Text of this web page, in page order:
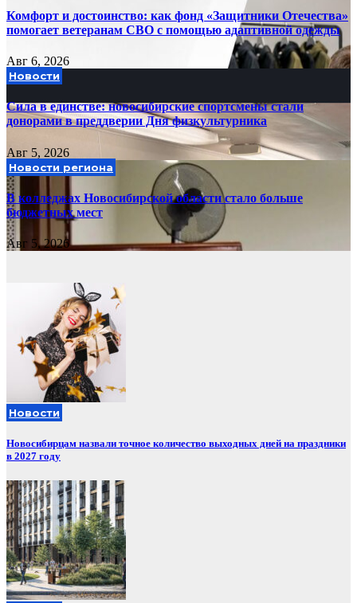
Комфорт и достоинство: как фонд «Защитники Отечества»
помогает ветеранам СВО с помощью адаптивной одежды
Авг 6, 2026
Новости
Сила в единстве: новосибирские спортсмены стали
донорами в преддверии Дня физкультурника
Авг 5, 2026
Новости региона
В колледжах Новосибирской области стало больше
бюджетных мест
Авг 5, 2026
Новости
Новосибирцам назвали точное количество выходных дней на праздники
в 2027 году